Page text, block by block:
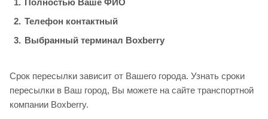
Телефон контактный
Выбранный терминал Boxberry
Срок пересылки зависит от Вашего города. Узнать сроки
пересылки в Ваш город, Вы можете на сайте транспортной
компании Boxberry.